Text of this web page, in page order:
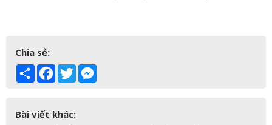
Chia sẻ:
ShareFacebook
Twitter
Bài viết khác: